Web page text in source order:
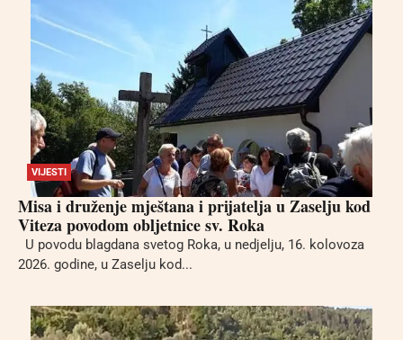
VIJESTI
Misa i druženje mještana i prijatelja u Zaselju kod
Viteza povodom obljetnice sv. Roka
U povodu blagdana svetog Roka, u nedjelju, 16. kolovoza
2026. godine, u Zaselju kod...